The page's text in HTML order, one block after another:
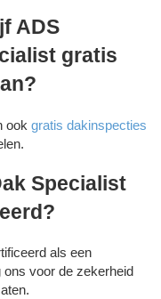
ADS
gratis
ook gratis dakinspecties
Specialist
als een
voor de zekerheid